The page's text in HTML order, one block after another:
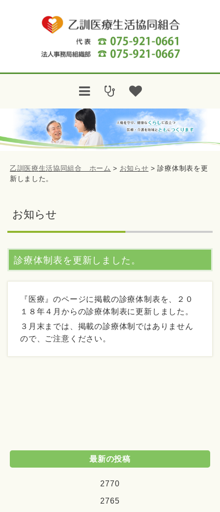
乙訓医療生活協同組合 ホーム > お知らせ >診療体制表を更
新しました。
お知らせ
診療体制表を更新しました。
『医療』のページに掲載の診療体制表を、２０
１８年４月からの診療体制表に更新しました。
３月末までは、掲載の診療体制ではありません
ので、ご注意ください。
最新の投稿
2770
2765